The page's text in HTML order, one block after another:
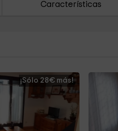
Características
¡Sólo 28€ más!